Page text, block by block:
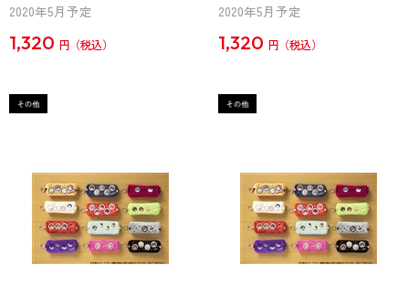
2020年5月予定
1,320 円
2020年5月予定
1,320 円